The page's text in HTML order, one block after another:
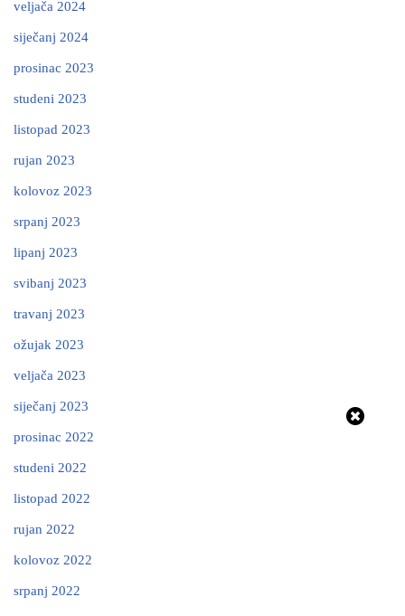
veljača 2024
siječanj 2024
prosinac 2023
studeni 2023
listopad 2023
rujan 2023
kolovoz 2023
srpanj 2023
lipanj 2023
svibanj 2023
travanj 2023
ožujak 2023
veljača 2023
siječanj 2023
prosinac 2022
studeni 2022
listopad 2022
rujan 2022
kolovoz 2022
srpanj 2022